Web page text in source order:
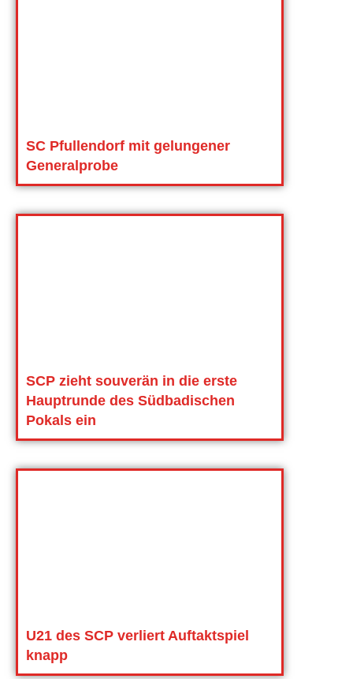
SC Pfullendorf mit gelungener
Generalprobe
SCP zieht souverän in die erste
Hauptrunde des Südbadischen
Pokals ein
U21 des SCP verliert Auftaktspiel
knapp